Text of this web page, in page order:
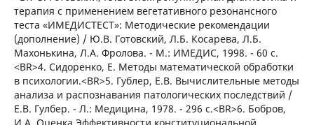
терапия с применением вегетативного резонансного
теста «ИМЕДИСТЕСТ»: Методические рекомендации
(дополнение) / Ю.В. Готовский, Л.Б. Косарева, Л.Б.
Махонькина, Л.А. Фролова. - М.: ИМЕДИС, 1998. - 60 с.
<BR>4. Сидоренко, Е. Методы математической обработки
в психологии.<BR>5. Гублер, Е.В. Вычислительные методы
анализа и распознавания патологических последствий /
Е.В. Гулбер. - Л.: Медицина, 1978. - 296 с.<BR>6. Бобров,